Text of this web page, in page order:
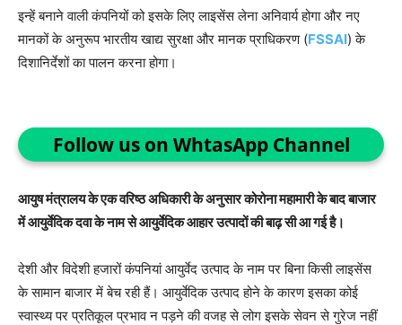
इन्हें बनाने वाली कंपनियों को इसके लिए लाइसेंस लेना अनिवार्य होगा और नए
मानकों के अनुरूप भारतीय खाद्य सुरक्षा और मानक प्राधिकरण (FSSAI) के
दिशानिर्देशों का पालन करना होगा।
Follow us on WhtasApp Channel
आयुष मंत्रालय के एक वरिष्ठ अधिकारी के अनुसार कोरोना महामारी के बाद बाजार
में आयुर्वेदिक दवा के नाम से आयुर्वेदिक आहार उत्पादों की बाढ़ सी आ गई है।
देशी और विदेशी हजारों कंपनियां आयुर्वेद उत्पाद के नाम पर बिना किसी लाइसेंस
के सामान बाजार में बेच रही हैं। आयुर्वेदिक उत्पाद होने के कारण इसका कोई
स्वास्थ्य पर प्रतिकूल प्रभाव न पड़ने की वजह से लोग इसके सेवन से गुरेज नहीं